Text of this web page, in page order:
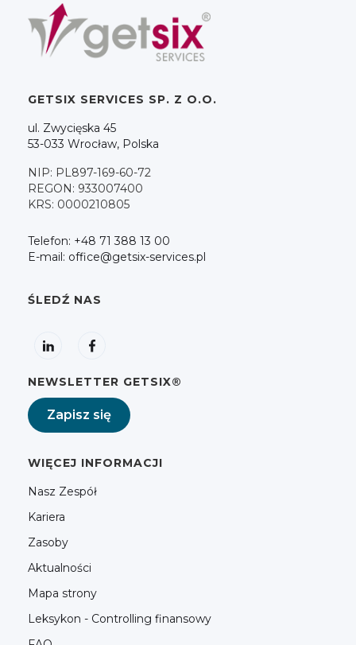
GETSIX SERVICES SP. Z O.O.
ul. Zwycięska 45
53-033 Wrocław, Polska
NIP: PL897-169-60-72
REGON: 933007400
KRS: 0000210805
Telefon: +48 71 388 13 00
E-mail: office@getsix-services.pl
ŚLEDŹ NAS
NEWSLETTER GETSIX®
Zapisz się
WIĘCEJ INFORMACJI
Nasz Zespół
Kariera
Zasoby
Aktualności
Mapa strony
Leksykon - Controlling finansowy